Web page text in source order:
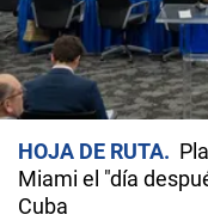
HOJA DE RUTA
Miami el "día
Cuba